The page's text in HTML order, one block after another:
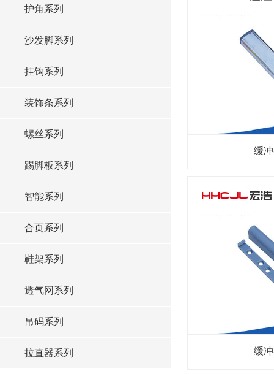
护角系列
沙发脚系列
挂钩系列
装饰条系列
螺丝系列
踢脚板系列
智能系列
合页系列
鞋架系列
透气网系列
吊码系列
拉直器系列
缓
缓